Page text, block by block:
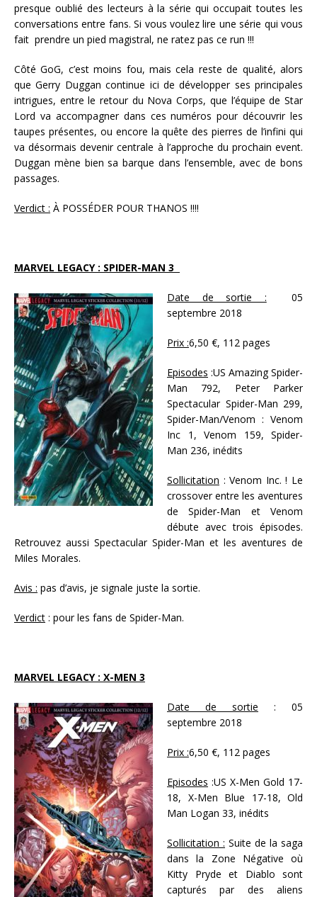
presque oublié des lecteurs à la série qui occupait toutes les
conversations entre fans. Si vous voulez lire une série qui vous
fait prendre un pied magistral, ne ratez pas ce run !!!
Côté GoG, c’est moins fou, mais cela reste de qualité, alors
que Gerry Duggan continue ici de développer ses principales
intrigues, entre le retour du Nova Corps, que l’équipe de Star
Lord va accompagner dans ces numéros pour découvrir les
taupes présentes, ou encore la quête des pierres de l’infini qui
va désormais devenir centrale à l’approche du prochain event.
Duggan mène bien sa barque dans l’ensemble, avec de bons
passages.
Verdict : À POSSÉDER POUR THANOS !!!!
MARVEL LEGACY : SPIDER-MAN 3
Date de sortie : 05
septembre 2018
Prix :6,50 €, 112 pages
Episodes :US Amazing Spider-
Man 792, Peter Parker
Spectacular Spider-Man 299,
Spider-Man/Venom : Venom
Inc 1, Venom 159, Spider-
Man 236, inédits
Sollicitation : Venom Inc. ! Le
crossover entre les aventures
de Spider-Man et Venom
débute avec trois épisodes.
Retrouvez aussi Spectacular Spider-Man et les aventures de
Miles Morales.
Avis : pas d’avis, je signale juste la sortie.
Verdict : pour les fans de Spider-Man.
MARVEL LEGACY : X-MEN 3
Date de sortie : 05
septembre 2018
Prix :6,50 €, 112 pages
Episodes :US X-Men Gold 17-
18, X-Men Blue 17-18, Old
Man Logan 33, inédits
Sollicitation : Suite de la saga
dans la Zone Négative où
Kitty Pryde et Diablo sont
capturés par des aliens